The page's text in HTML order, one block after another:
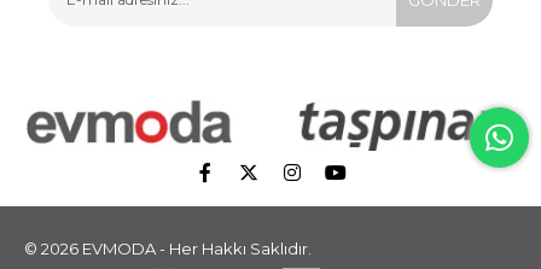
© 2026 EVMODA - Her Hakkı Saklıdır.